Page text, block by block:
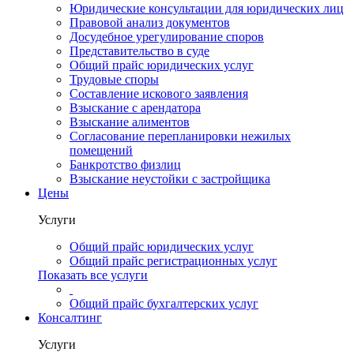
Юридические консультации для юридических лиц
Правовой анализ документов
Досудебное урегулирование споров
Представительство в суде
Общий прайс юридических услуг
Трудовые споры
Составление искового заявления
Взыскание с арендатора
Взыскание алиментов
Cогласование перепланировки нежилых
помещений
Банкротство физлиц
Взыскание неустойки с застройщика
Цены
Услуги
Общий прайс юридических услуг
Общий прайс регистрационных услуг
Показать все услуги
Общий прайс бухгалтерских услуг
Консалтинг
Услуги